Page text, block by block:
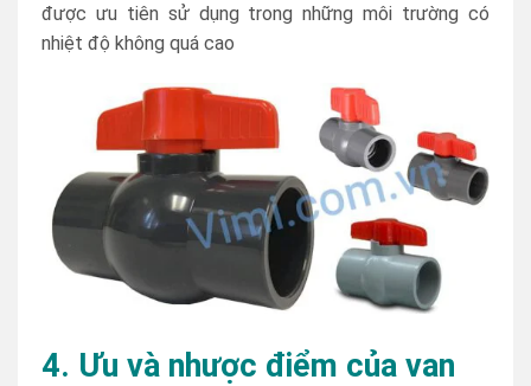
được ưu tiên sử dụng trong những môi trường có
nhiệt độ không quá cao
4. Ưu và nhược điểm của van